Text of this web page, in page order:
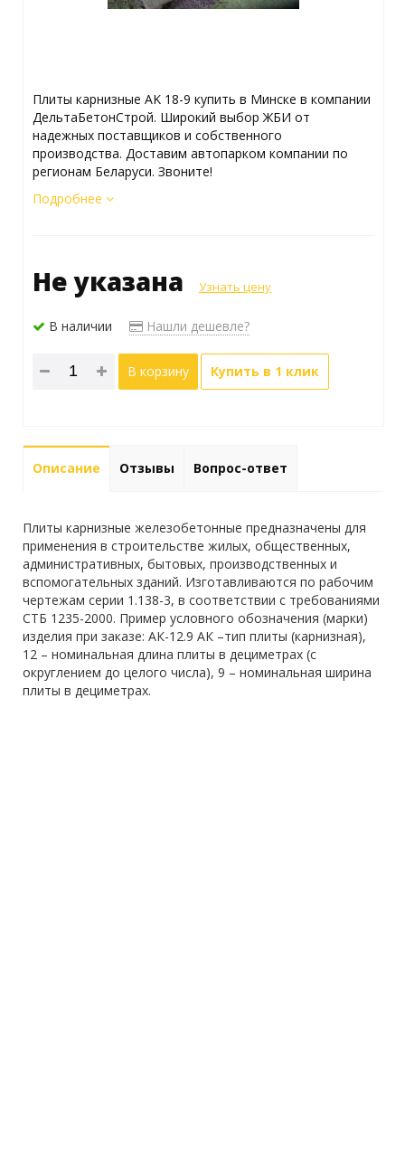
Плиты карнизные AK 18-9 купить в Минске в компании
ДельтаБетонСтрой. Широкий выбор ЖБИ от
надежных поставщиков и собственного
производства. Доставим автопарком компании по
регионам Беларуси. Звоните!
Подробнее
Не указана Узнать цену
В наличии Нашли дешевле?
В корзину Купить в 1 клик
Описание Отзывы Вопрос-ответ
Плиты карнизные железобетонные предназначены для
применения в строительстве жилых, общественных,
административных, бытовых, производственных и
вспомогательных зданий. Изготавливаются по рабочим
чертежам серии 1.138-3, в соответствии с требованиями
СТБ 1235-2000. Пример условного обозначения (марки)
изделия при заказе: АК-12.9 АК –тип плиты (карнизная),
12 – номинальная длина плиты в дециметрах (с
округлением до целого числа), 9 – номинальная ширина
плиты в дециметрах.